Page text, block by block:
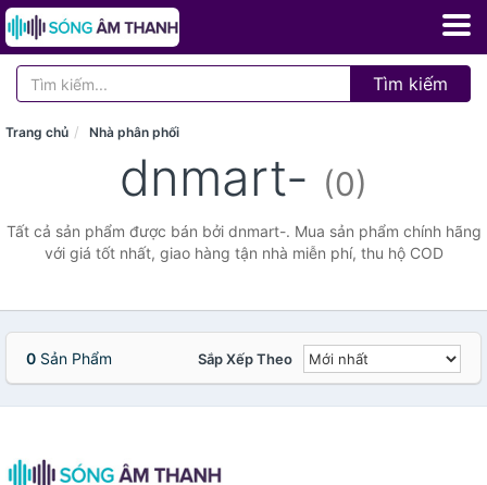
Tìm kiếm
Trang chủ Nhà phân phối
dnmart- (0)
Tất cả sản phẩm được bán bởi dnmart-. Mua sản phẩm chính hãng
với giá tốt nhất, giao hàng tận nhà miễn phí, thu hộ COD
0 Sản Phẩm Sắp Xếp Theo